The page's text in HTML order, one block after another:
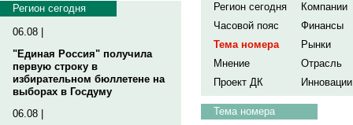
Регион сегодня
06.08 |
"Единая Россия" получила
первую строку в
избирательном бюллетене на
выборах в Госдуму
06.08 |
Регион сегодня
Компании
Часовой пояс
Финансы
Тема номера
Рынки
Мнение
Отрасль
Проект ДК
Инновации
Тема номера